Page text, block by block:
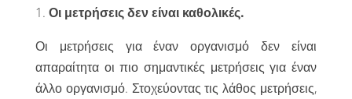
1. Οι μετρήσεις δεν είναι καθολικές.
Οι μετρήσεις για έναν οργανισμό δεν είναι
απαραίτητα οι πιο σημαντικές μετρήσεις για έναν
άλλο οργανισμό. Στοχεύοντας τις λάθος μετρήσεις,